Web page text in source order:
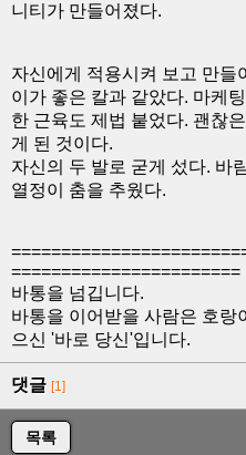
니티가 만들어졌다.
자신에게 적용시켜 보고 만들
이가 좋은 칼과 같았다. 마케
한 근육도 제법 붙었다. 괜찮
게 된 것이다.
자신의 두 발로 굳게 섰다. 바
열정이 춤을 추웠다.
=======================
바통을 넘깁니다.
바통을 이어받을 사람은 호랑
으신 '바로 당신'입니다.
댓글 [1]
목록